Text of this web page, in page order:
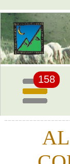
Pagina
iniziale
158